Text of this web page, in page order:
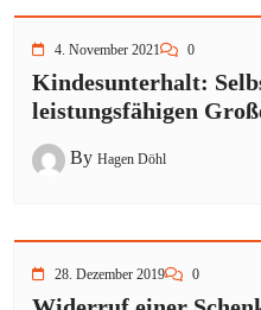
4. November 2021 0
Kindesunterhalt:
leistungsfähigen
By Hagen Döhl
28. Dezember 2019 0